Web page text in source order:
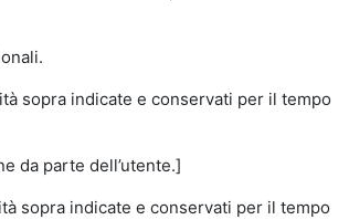
sopra indicate e conservati per il tempo
da parte dell’utente.]
sopra indicate e conservati per il tempo